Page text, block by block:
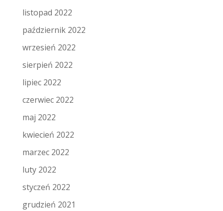
listopad 2022
październik 2022
wrzesień 2022
sierpień 2022
lipiec 2022
czerwiec 2022
maj 2022
kwiecień 2022
marzec 2022
luty 2022
styczeń 2022
grudzień 2021